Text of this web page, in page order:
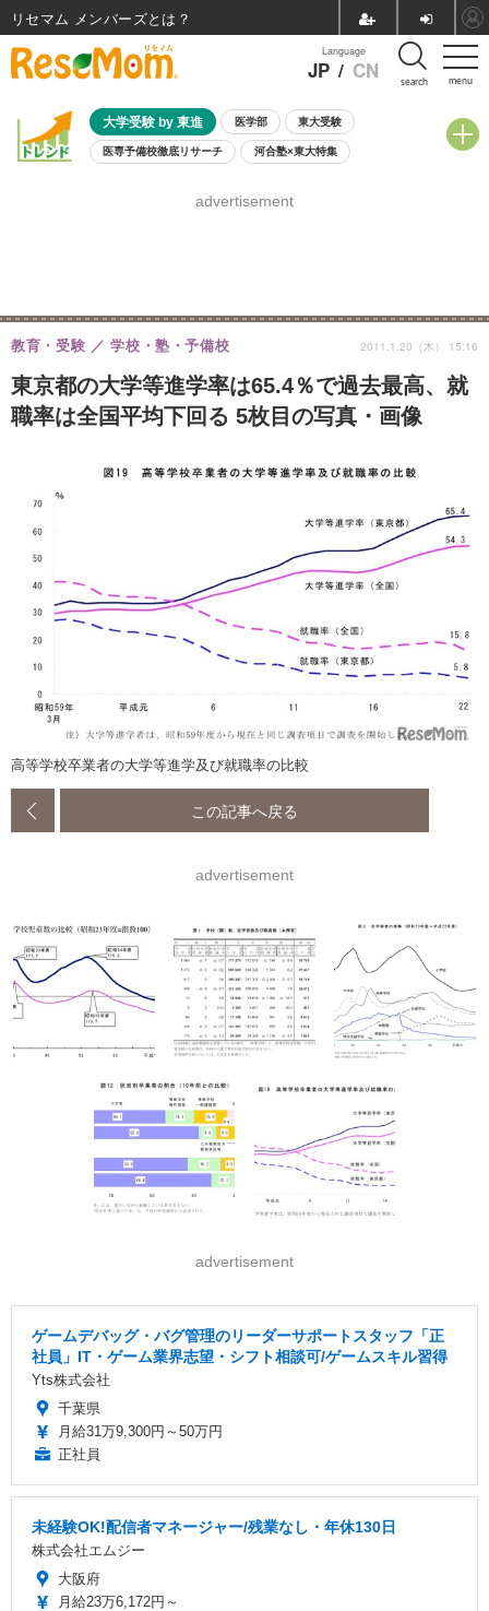
menu
Language
JP / CN search
大学受験 by 東進 医学部 東大受験
医専予備校徹底リサーチ 河合塾×東大特集
8月開催学校説明会・相談会
advertisement
東京都の大学等進学率は65.4％で過去最高、就
職率は全国平均下回る 5枚目の写真・画像
教育・受験 学校・塾・予備校 2011.1.20（木） 15:16
高等学校卒業者の大学等進学及び就職率の比較
この記事へ戻る
advertisement
advertisement
ゲームデバッグ・バグ管理のリーダーサポートスタッフ「正
社員」IT・ゲーム業界志望・シフト相談可/ゲームスキル習得
Yts株式会社
千葉県
月給31万9,300円～50万円
正社員
未経験OK!配信者マネージャー/残業なし・年休130日
株式会社エムジー
大阪府
月給23万6,172円～
リセマム メンバーズ